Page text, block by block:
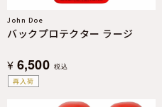
再入荷
John Doe
バックプロテクター ラージ
¥ 6,500 税込